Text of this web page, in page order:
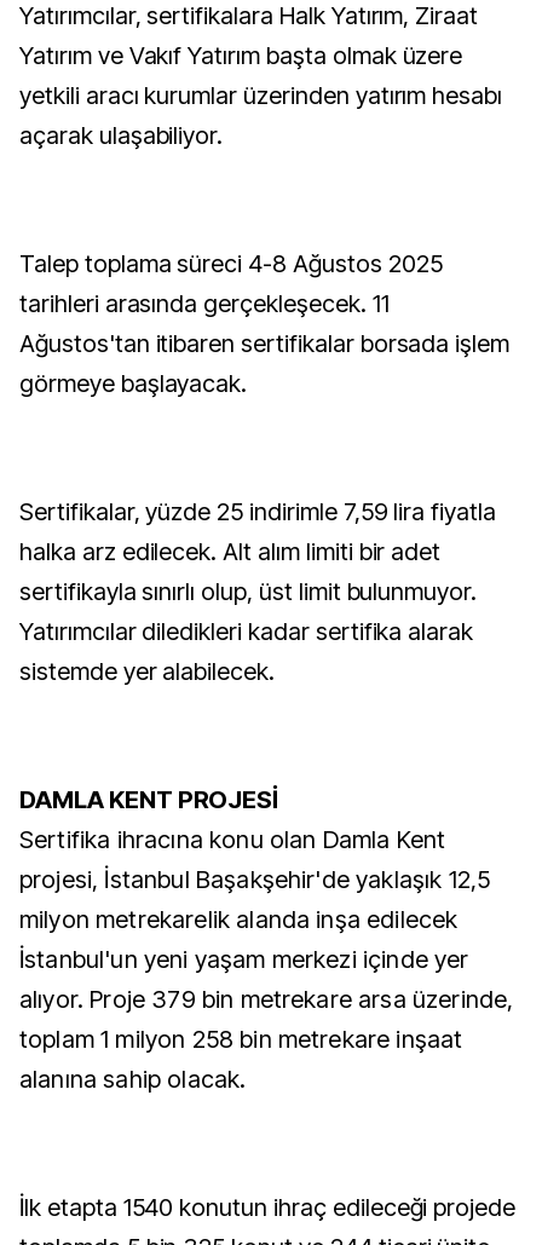
Yatırımcılar, sertifikalara Halk Yatırım, Ziraat
Yatırım ve Vakıf Yatırım başta olmak üzere
yetkili aracı kurumlar üzerinden yatırım hesabı
açarak ulaşabiliyor.
Talep toplama süreci 4-8 Ağustos 2025
tarihleri arasında gerçekleşecek. 11
Ağustos'tan itibaren sertifikalar borsada işlem
görmeye başlayacak.
Sertifikalar, yüzde 25 indirimle 7,59 lira fiyatla
halka arz edilecek. Alt alım limiti bir adet
sertifikayla sınırlı olup, üst limit bulunmuyor.
Yatırımcılar diledikleri kadar sertifika alarak
sistemde yer alabilecek.
DAMLA KENT PROJESİ
Sertifika ihracına konu olan Damla Kent
projesi, İstanbul Başakşehir'de yaklaşık 12,5
milyon metrekarelik alanda inşa edilecek
İstanbul'un yeni yaşam merkezi içinde yer
alıyor. Proje 379 bin metrekare arsa üzerinde,
toplam 1 milyon 258 bin metrekare inşaat
alanına sahip olacak.
İlk etapta 1540 konutun ihraç edileceği projede